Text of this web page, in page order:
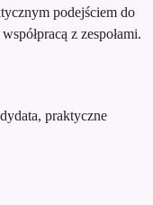
podejściem do
z zespołami.
praktyczne